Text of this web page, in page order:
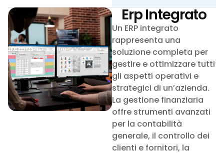
Erp Integrato
Un ERP integrato
rappresenta una
soluzione completa per
gestire e ottimizzare tutti
gli aspetti operativi e
strategici di un’azienda.
La gestione finanziaria
offre strumenti avanzati
per la contabilità
generale, il controllo dei
clienti e fornitori, la